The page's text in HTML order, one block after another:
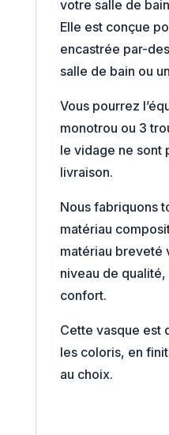
votre salle de
Elle est conçue
encastrée par-
salle de bain ou
Vous pourrez
monotrou ou 3
le vidage ne sont
livraison.
Nous fabriquons
matériau
matériau breveté
niveau de qualité,
confort.
Cette vasque est
les coloris, en
au choix.